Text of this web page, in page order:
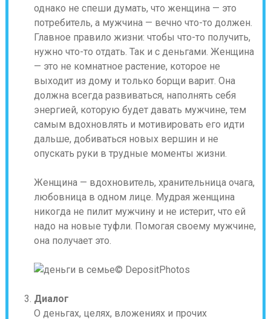
однако не спеши думать, что женщина — это
потребитель, а мужчина — вечно что-то должен.
Главное правило жизни: чтобы что-то получить,
нужно что-то отдать. Так и с деньгами. Женщина
— это не комнатное растение, которое не
выходит из дому и только борщи варит. Она
должна всегда развиваться, наполнять себя
энергией, которую будет давать мужчине, тем
самым вдохновлять и мотивировать его идти
дальше, добиваться новых вершин и не
опускать руки в трудные моменты жизни.
Женщина — вдохновитель, хранительница очага,
любовница в одном лице. Мудрая женщина
никогда не пилит мужчину и не истерит, что ей
надо на новые туфли. Помогая своему мужчине,
она получает это.
© DepositPhotos
Диалог
О деньгах, целях, вложениях и прочих